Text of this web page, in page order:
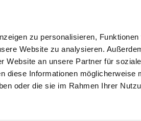
zu personalisieren,
Website zu analysieren.
Website an unsere Partner für
diese Informationen möglicherweise
oder die sie im Rahmen Ihrer